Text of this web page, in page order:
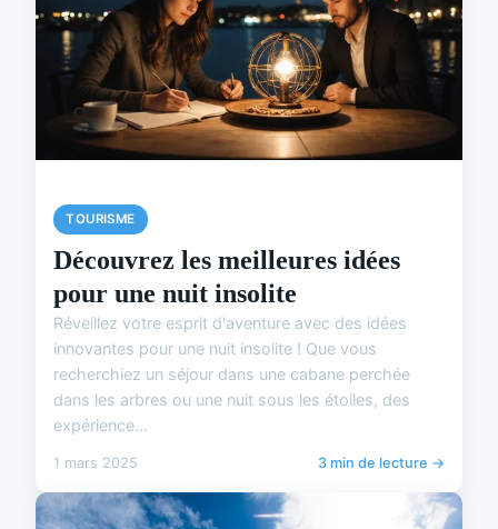
TOURISME
Découvrez les meilleures idées
pour une nuit insolite
Réveillez votre esprit d'aventure avec des idées
innovantes pour une nuit insolite ! Que vous
recherchiez un séjour dans une cabane perchée
dans les arbres ou une nuit sous les étoiles, des
expérience...
1 mars 2025 3 min de lecture →